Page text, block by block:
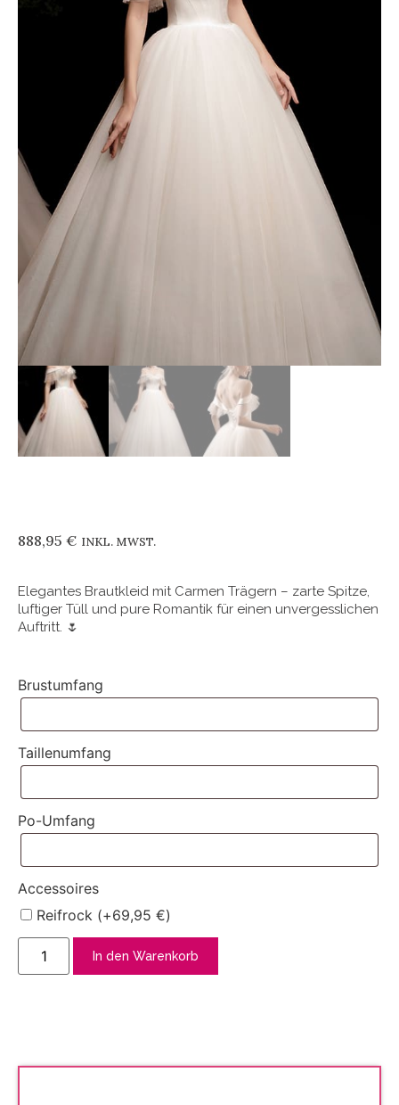
888,95 € INKL. MWST.
Elegantes Brautkleid mit Carmen Trägern – zarte Spitze,
luftiger Tüll und pure Romantik für einen unvergesslichen
Auftritt. 🌷
Brustumfang
Taillenumfang
Po-Umfang
Accessoires
Reifrock (+69,95 €)
In den Warenkorb